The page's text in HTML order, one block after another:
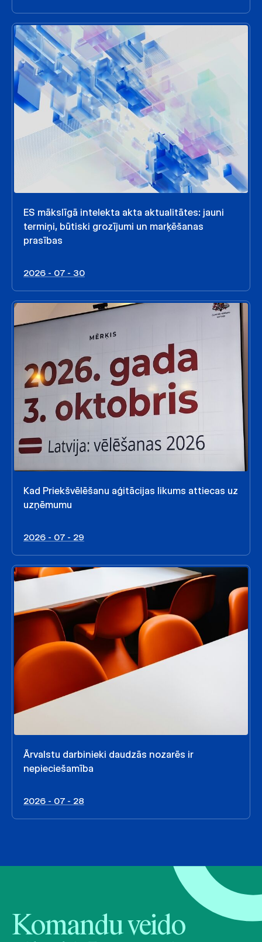
ES mākslīgā intelekta akta aktualitātes: jauni
termiņi, būtiski grozījumi un marķēšanas
prasības
2026 - 07 - 30
Kad Priekšvēlēšanu aģitācijas likums attiecas uz
uzņēmumu
2026 - 07 - 29
Ārvalstu darbinieki daudzās nozarēs ir
nepieciešamība
2026 - 07 - 28
Komandu veido